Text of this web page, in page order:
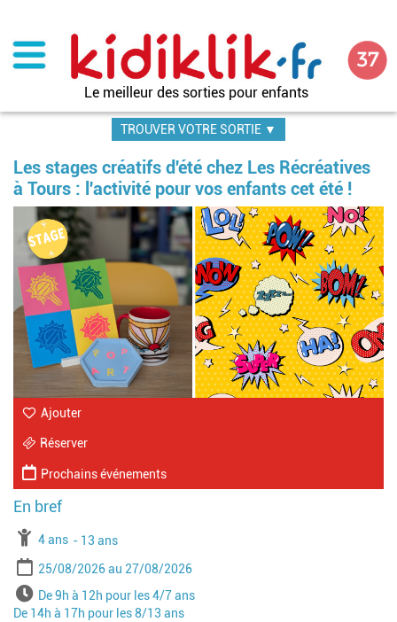
contenu
principal
Le meilleur des sorties pour enfants
TROUVER VOTRE SORTIE ▼
Les stages créatifs d'été chez Les Récréatives
à Tours : l'activité pour vos enfants cet été !
Ajouter
Réserver
Prochains événements
À partir de
4 ans Jusqu'à l'age de
13 ans
Période
Date de début
25/08/2026 Date de fin
27/08/2026
HorairesDe 9h à 12h pour les 4/7 ans
De 14h à 17h pour les 8/13 ans